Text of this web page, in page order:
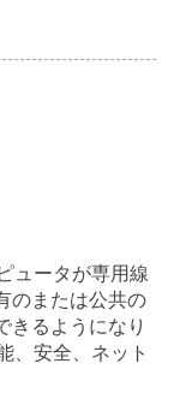
ュータが専用線
のまたは公共の
きるようになり
、安全、ネット